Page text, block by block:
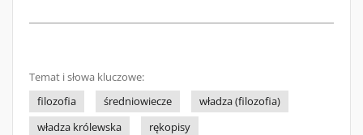
Temat i słowa kluczowe:
filozofia
średniowiecze
władza (filozofia)
władza królewska
rękopisy